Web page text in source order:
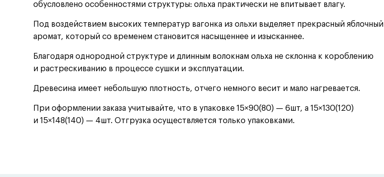
обусловлено особенностями структуры: ольха практически не впитывает влагу.
Под воздействием высоких температур вагонка из ольхи выделяет прекрасный яблочный
аромат, который со временем становится насыщеннее и изысканнее.
Благодаря однородной структуре и длинным волокнам ольха не склонна к короблению
и растрескиванию в процессе сушки и эксплуатации.
Древесина имеет небольшую плотность, отчего немного весит и мало нагревается.
При оформлении заказа учитывайте, что в упаковке 15×90(80) — 6шт, а 15×130(120)
и 15×148(140) — 4шт. Отгрузка осуществляется только упаковками.